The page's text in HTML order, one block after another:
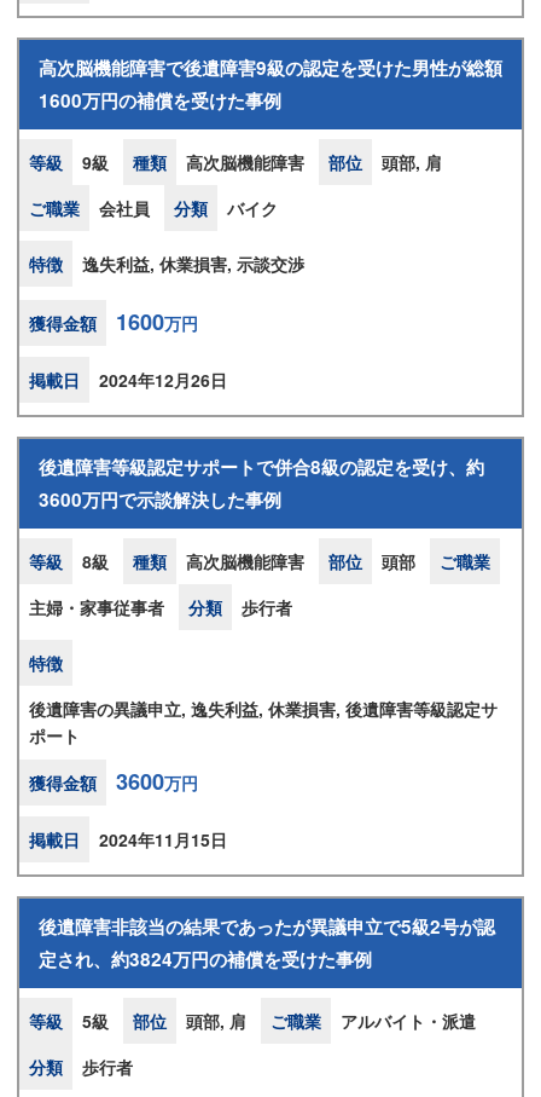
高次脳機能障害で後遺障害9級の認定を受けた男性が総額
1600万円の補償を受けた事例
等級 9級 種類 高次脳機能障害 部位
頭部, 肩
ご職業
会社員 分類 バイク
特徴 逸失利益, 休業損害, 示談交渉
獲得金額 1600万円
掲載日 2024年12月26日
後遺障害等級認定サポートで併合8級の認定を受け、約
3600万円で示談解決した事例
等級 8級 種類 高次脳機能障害 部位 頭部
ご職業
主婦・家事従事者
分類 歩行者
特徴
後遺障害の異議申立, 逸失利益, 休業損害, 後遺障害等級認定サ
ポート
獲得金額
3600万円
掲載日 2024年11月15日
後遺障害非該当の結果であったが異議申立で5級2号が認
定され、約3824万円の補償を受けた事例
等級 5級 部位 頭部, 肩 ご職業
アルバイト・派遣
分類
歩行者